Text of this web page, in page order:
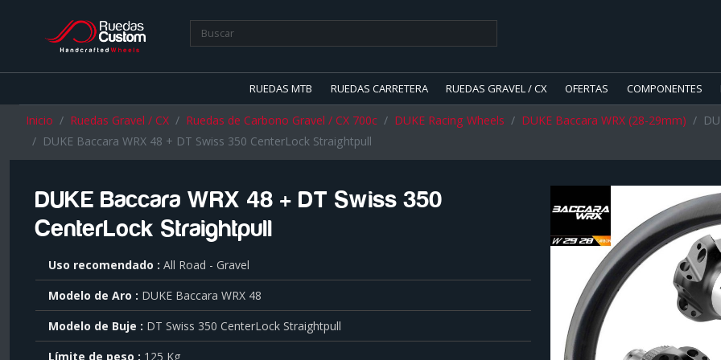
RUEDAS MTB RUEDAS CARRETERA RUEDAS GRAVEL / CX OFERTAS COMPONENTES
Inicio Ruedas Gravel / CX Ruedas de Carbono Gravel / CX 700c DUKE Racing Wheels DUKE Baccara WRX (28-29mm)
DUKE Baccara WRX 48 + DT Swiss 350 CenterLock Straightpull
DUKE Baccara WRX 48 + DT Swiss 350
CenterLock Straightpull
saber
más
sobre
cada
característica
haga
click
Uso recomendado
All Road - Gravel
Modelo de Aro
DUKE Baccara WRX 48
Modelo de Buje
DT Swiss 350 CenterLock Straightpull
Límite de peso
125 Kg